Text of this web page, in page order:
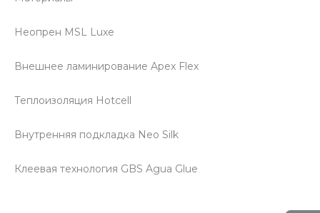
Неопрен MSL Luxe
Внешнее ламинирование Apex Flex
Теплоизоляция Hotcell
Внутренняя подкладка Neo Silk
Клеевая технология GBS Agua Glue